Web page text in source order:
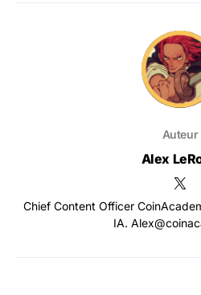
Auteur
Alex
Chief Content Officer
IA.